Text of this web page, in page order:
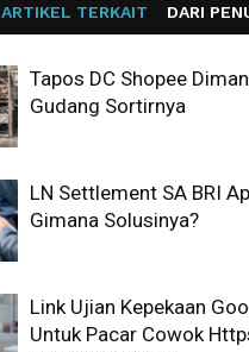
ARTIKEL TERKAIT DARI
Tapos DC Shopee
Gudang Sortirnya
LN Settlement SA BRI
Gimana Solusinya?
Link Ujian Kepekaan
Untuk Pacar Cowok